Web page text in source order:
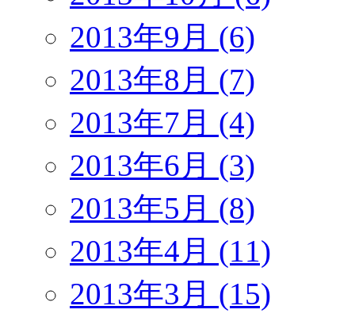
2013年9月 (6)
2013年8月 (7)
2013年7月 (4)
2013年6月 (3)
2013年5月 (8)
2013年4月 (11)
2013年3月 (15)